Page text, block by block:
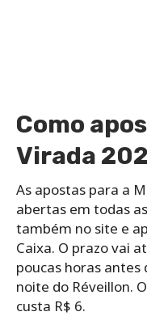
Como
Virada
As apostas para a
abertas em todas
também no site e
Caixa. O prazo vai
poucas horas
noite do Réveillon.
custa R$ 6.